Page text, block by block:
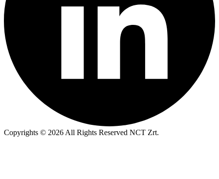
Copyrights © 2026 All Rights Reserved NCT Zrt.